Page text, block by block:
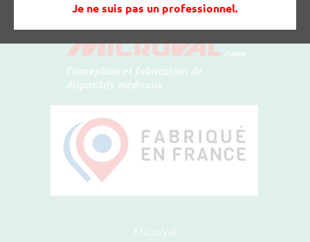
Je ne suis pas un professionnel.
MicroVal